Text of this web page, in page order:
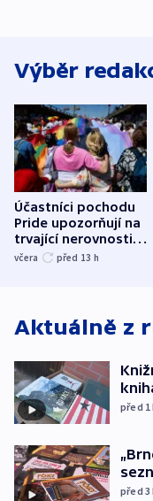
Výběr
Účastníci pochodu
Pride upozorňují na
trvající nerovnosti i
společenskou
včera před 13 h
Aktuálně z
před 1
před 3